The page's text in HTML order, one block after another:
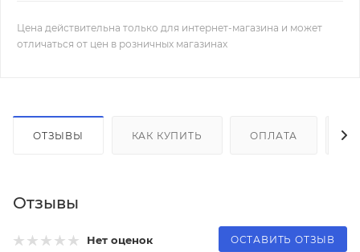
Цена действительна только для интернет-магазина и может
отличаться от цен в розничных магазинах
ОТЗЫВЫ КАК КУПИТЬ ОПЛАТА
Отзывы
Нет оценок ОСТАВИТЬ ОТЗЫВ